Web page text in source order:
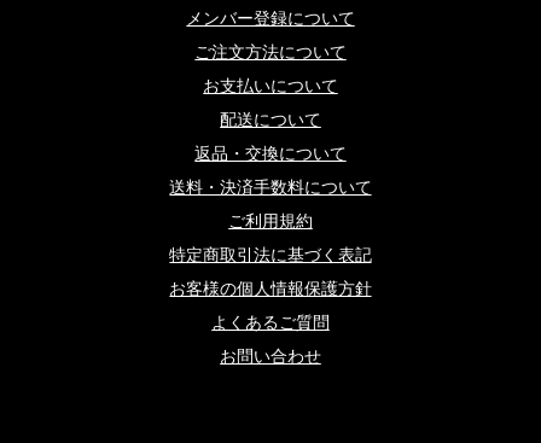
メンバー登録について
ご注文方法について
お支払いについて
配送について
返品・交換について
送料・決済手数料について
ご利用規約
特定商取引法に基づく表記
お客様の個人情報保護方針
よくあるご質問
お問い合わせ